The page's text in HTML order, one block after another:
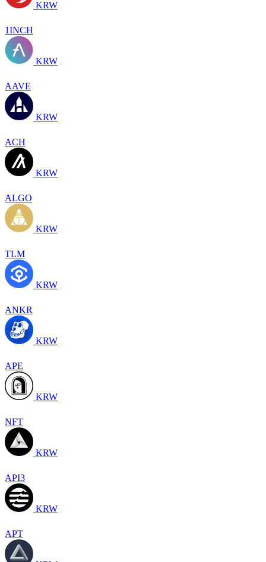
KRW
1INCH
KRW
AAVE
KRW
ACH
KRW
ALGO
KRW
TLM
KRW
ANKR
KRW
APE
KRW
NFT
KRW
API3
KRW
APT